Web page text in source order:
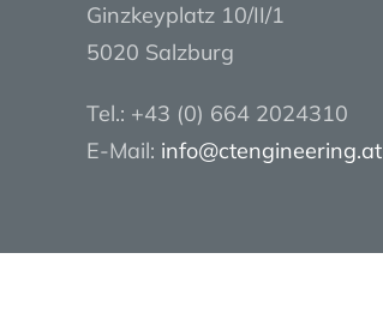
Ginzkeyplatz 10/II/1
5020 Salzburg
Tel.: +43 (0) 664 2024310
E-Mail: info@ctengineering.at